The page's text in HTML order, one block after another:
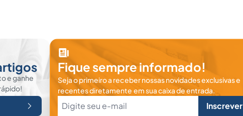
e ganhe
Fique sempre informado!
Seja o primeiro a receber nossas novidades exclusivas e
recentes diretamente em sua caixa de entrada.
Inscrever